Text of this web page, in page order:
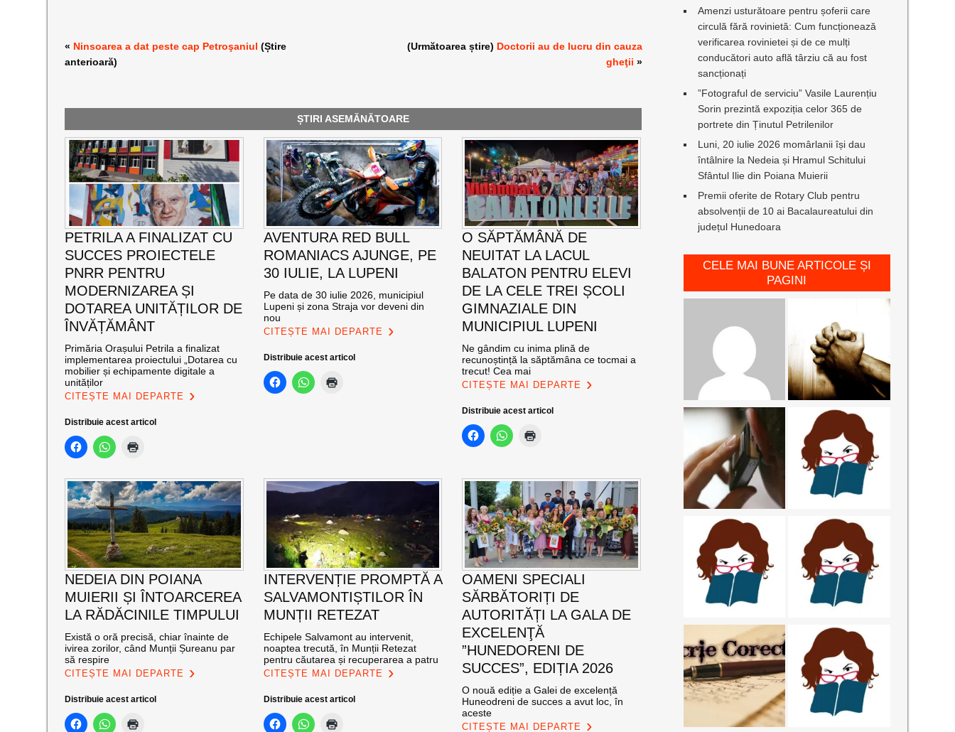
« Ninsoarea a dat peste cap Petroşaniul (Știre
anterioară)
(Următoarea știre) Doctorii au de lucru din cauza
gheţii »
ȘTIRI ASEMĂNĂTOARE
PETRILA A FINALIZAT CU
SUCCES PROIECTELE
PNRR PENTRU
MODERNIZAREA ȘI
DOTAREA UNITĂȚILOR DE
ÎNVĂȚĂMÂNT
Primăria Orașului Petrila a finalizat
implementarea proiectului „Dotarea cu
mobilier și echipamente digitale a
unităților
CITEȘTE MAI DEPARTE
Distribuie acest articol
AVENTURA RED BULL
ROMANIACS AJUNGE, PE
30 IULIE, LA LUPENI
Pe data de 30 iulie 2026, municipiul
Lupeni și zona Straja vor deveni din
nou
CITEȘTE MAI DEPARTE
Distribuie acest articol
O SĂPTĂMÂNĂ DE
NEUITAT LA LACUL
BALATON PENTRU ELEVI
DE LA CELE TREI ȘCOLI
GIMNAZIALE DIN
MUNICIPIUL LUPENI
Ne gândim cu inima plină de
recunoștință la săptămâna ce tocmai a
trecut! Cea mai
CITEȘTE MAI DEPARTE
Distribuie acest articol
NEDEIA DIN POIANA
MUIERII ȘI ÎNTOARCEREA
LA RĂDĂCINILE TIMPULUI
Există o oră precisă, chiar înainte de
ivirea zorilor, când Munții Șureanu par
să respire
CITEȘTE MAI DEPARTE
Distribuie acest articol
INTERVENȚIE PROMPTĂ A
SALVAMONTIȘTILOR ÎN
MUNȚII RETEZAT
Echipele Salvamont au intervenit,
noaptea trecută, în Munții Retezat
pentru căutarea și recuperarea a patru
CITEȘTE MAI DEPARTE
Distribuie acest articol
OAMENI SPECIALI
SĂRBĂTORIȚI DE
AUTORITĂȚI LA GALA DE
EXCELENŢĂ
”HUNEDORENI DE
SUCCES”, EDIȚIA 2026
O nouă ediție a Galei de excelență
Huneodreni de succes a avut loc, în
aceste
CITEȘTE MAI DEPARTE
Amenzi usturătoare pentru șoferii care
circulă fără rovinietă: Cum funcționează
verificarea rovinietei și de ce mulți
conducători auto află târziu că au fost
sancționați
”Fotograful de serviciu” Vasile Laurențiu
Sorin prezintă expoziția celor 365 de
portrete din Ținutul Petrilenilor
Luni, 20 iulie 2026 momârlanii își dau
întâlnire la Nedeia și Hramul Schitului
Sfântul Ilie din Poiana Muierii
Premii oferite de Rotary Club pentru
absolvenții de 10 ai Bacalaureatului din
județul Hunedoara
CELE MAI BUNE ARTICOLE ȘI
PAGINI